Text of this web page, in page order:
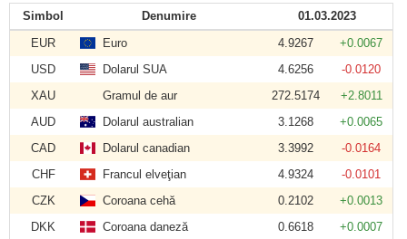
Simbol Denumire
01.03.2023
EUR
Euro 4.9267
+0.0067
USD
Dolarul SUA 4.6256
-0.0120
XAU
Gramul de aur 272.5174
+2.8011
AUD
Dolarul australian 3.1268
+0.0065
CAD
Dolarul canadian 3.3992
-0.0164
CHF
Francul elveţian 4.9324
-0.0101
CZK
Coroana cehă 0.2102
+0.0013
DKK
Coroana daneză 0.6618
+0.0007